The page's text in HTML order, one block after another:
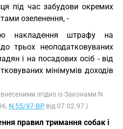
під час забудови окремих
озеленення, -
накладення штрафу на
трьох неоподатковуваних
і на посадових осіб - від
мінімумів доходів
згідно із Законами N
N 55/97-ВР від 07.02.97 )
правил тримання собак і